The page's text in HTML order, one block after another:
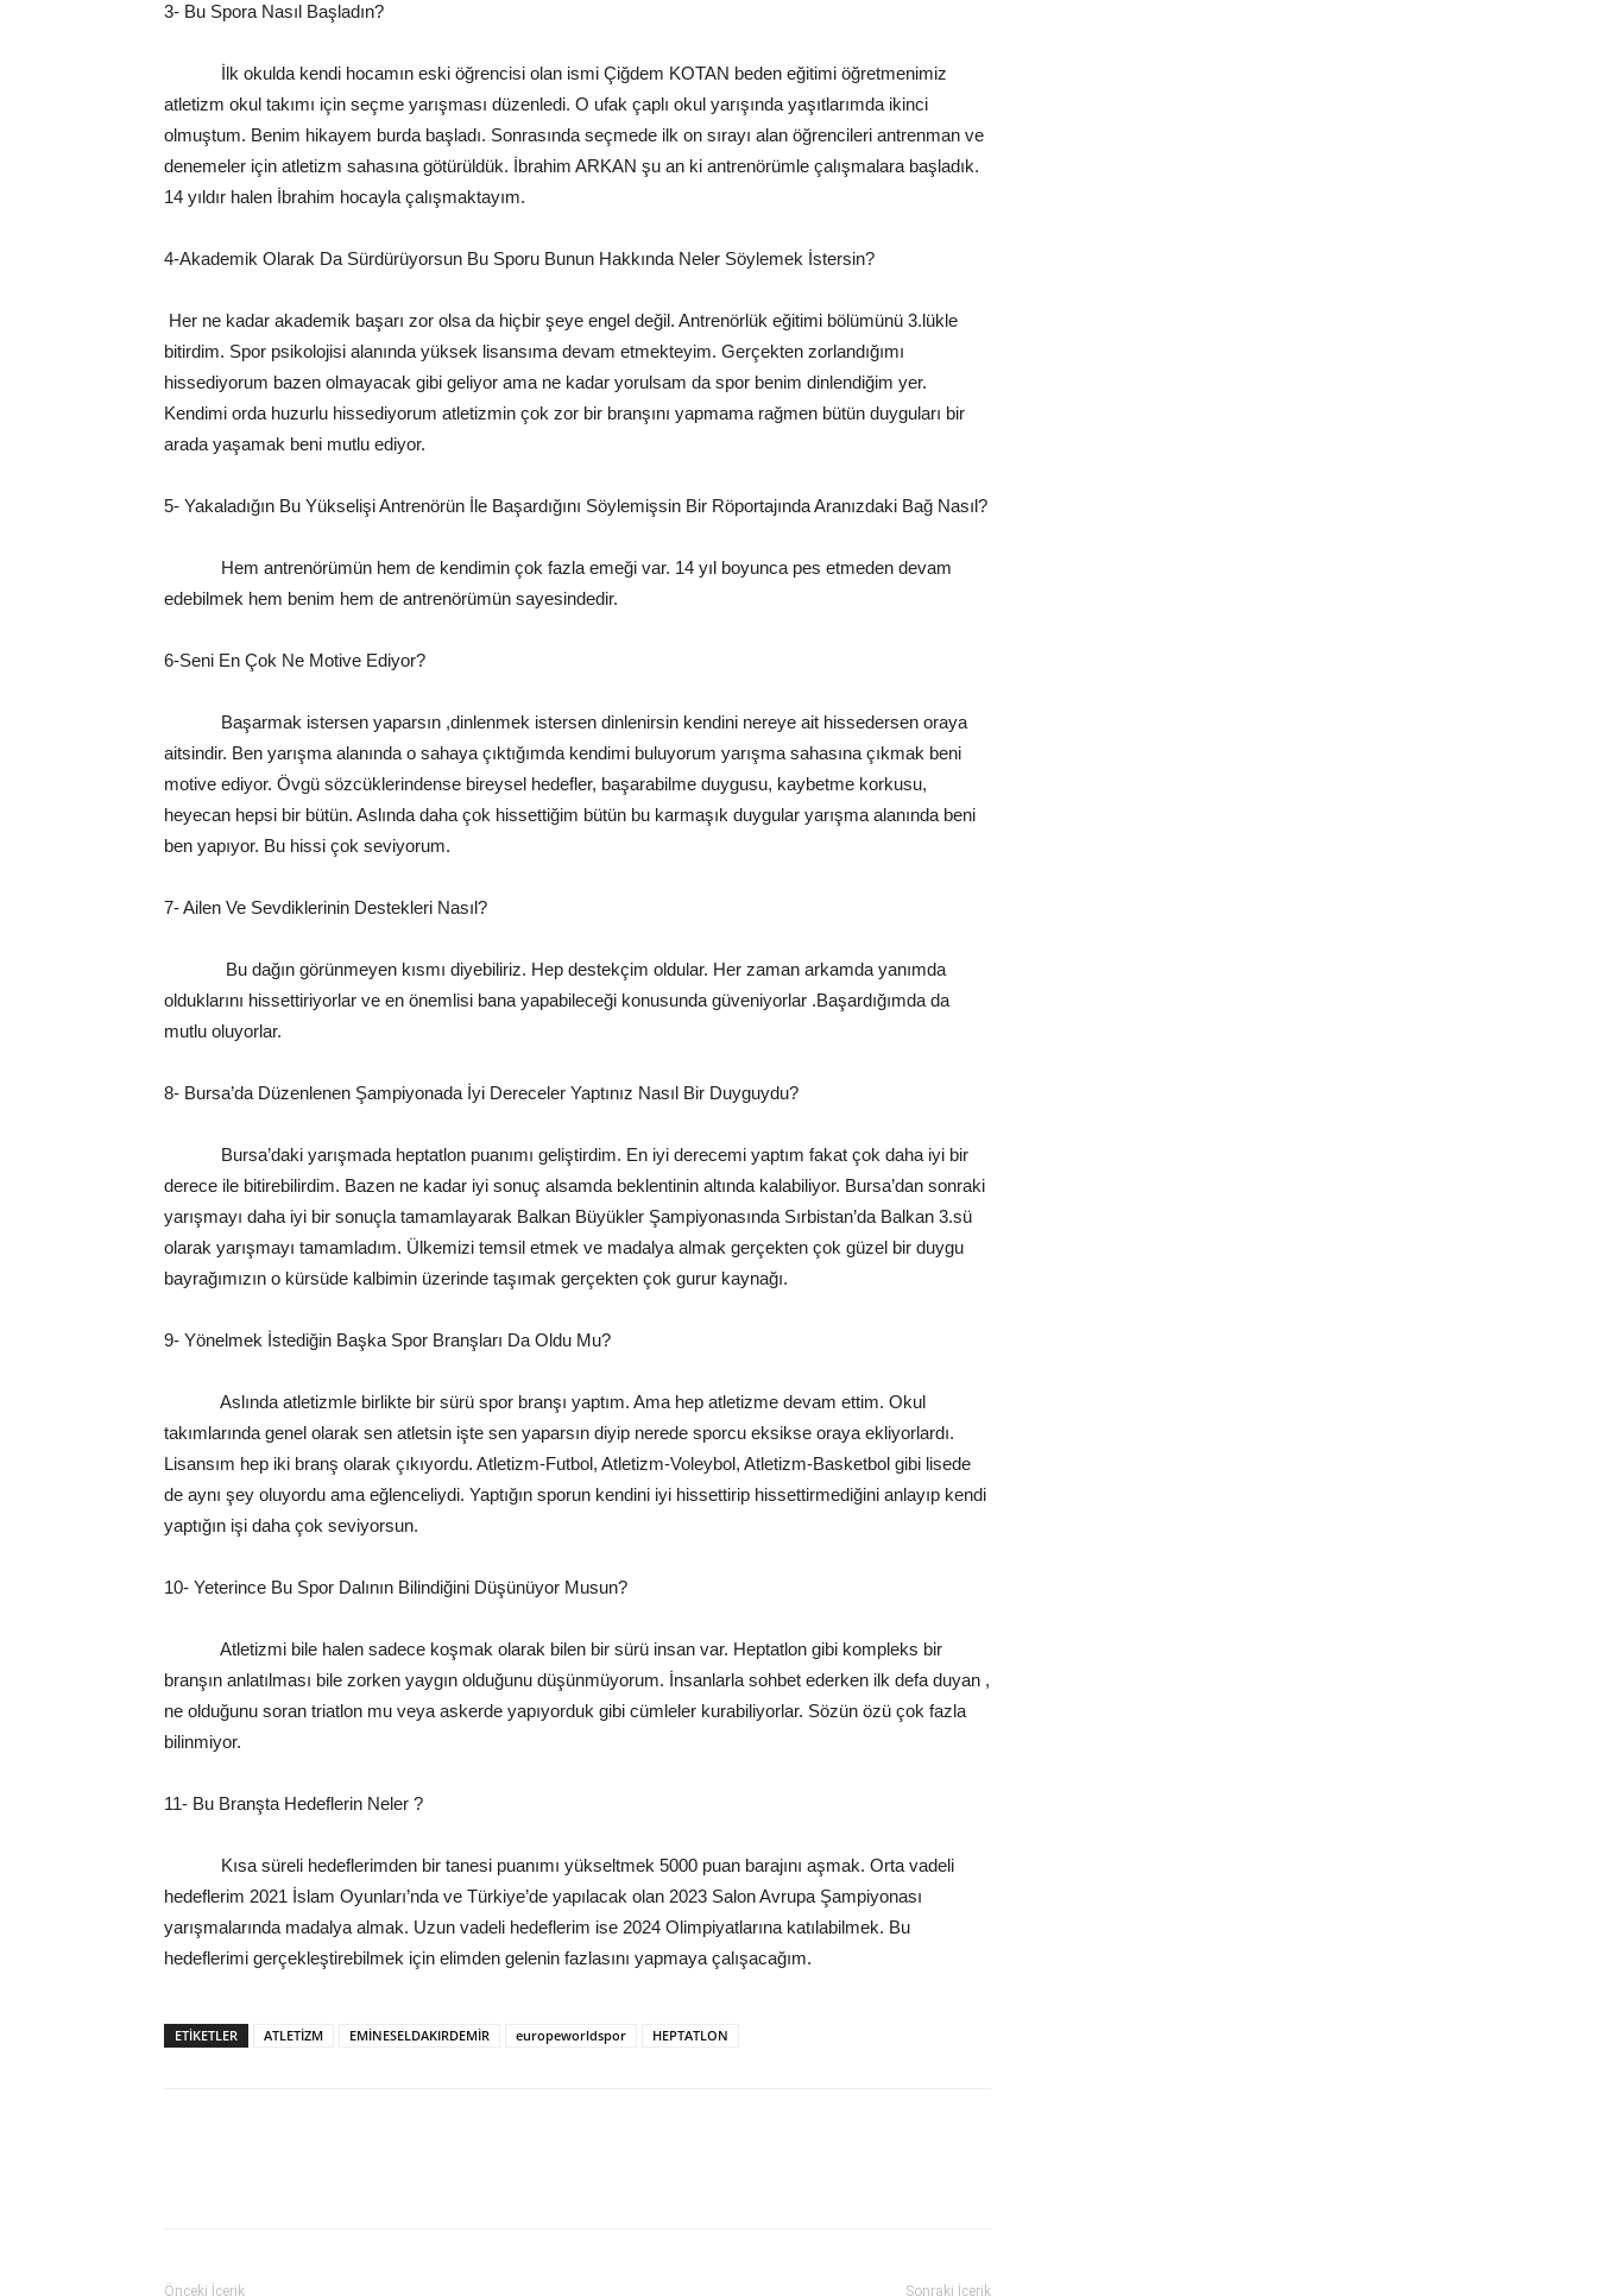
3- Bu Spora Nasıl Başladın?
İlk okulda kendi hocamın eski öğrencisi olan ismi Çiğdem KOTAN beden eğitimi öğretmenimiz
atletizm okul takımı için seçme yarışması düzenledi. O ufak çaplı okul yarışında yaşıtlarımda ikinci
olmuştum. Benim hikayem burda başladı. Sonrasında seçmede ilk on sırayı alan öğrencileri antrenman ve
denemeler için atletizm sahasına götürüldük. İbrahim ARKAN şu an ki antrenörümle çalışmalara başladık.
14 yıldır halen İbrahim hocayla çalışmaktayım.
4-Akademik Olarak Da Sürdürüyorsun Bu Sporu Bunun Hakkında Neler Söylemek İstersin?
Her ne kadar akademik başarı zor olsa da hiçbir şeye engel değil. Antrenörlük eğitimi bölümünü 3.lükle
bitirdim. Spor psikolojisi alanında yüksek lisansıma devam etmekteyim. Gerçekten zorlandığımı
hissediyorum bazen olmayacak gibi geliyor ama ne kadar yorulsam da spor benim dinlendiğim yer.
Kendimi orda huzurlu hissediyorum atletizmin çok zor bir branşını yapmama rağmen bütün duyguları bir
arada yaşamak beni mutlu ediyor.
5- Yakaladığın Bu Yükselişi Antrenörün İle Başardığını Söylemişsin Bir Röportajında Aranızdaki Bağ Nasıl?
Hem antrenörümün hem de kendimin çok fazla emeği var. 14 yıl boyunca pes etmeden devam
edebilmek hem benim hem de antrenörümün sayesindedir.
6-Seni En Çok Ne Motive Ediyor?
Başarmak istersen yaparsın ,dinlenmek istersen dinlenirsin kendini nereye ait hissedersen oraya
aitsindir. Ben yarışma alanında o sahaya çıktığımda kendimi buluyorum yarışma sahasına çıkmak beni
motive ediyor. Övgü sözcüklerindense bireysel hedefler, başarabilme duygusu, kaybetme korkusu,
heyecan hepsi bir bütün. Aslında daha çok hissettiğim bütün bu karmaşık duygular yarışma alanında beni
ben yapıyor. Bu hissi çok seviyorum.
7- Ailen Ve Sevdiklerinin Destekleri Nasıl?
Bu dağın görünmeyen kısmı diyebiliriz. Hep destekçim oldular. Her zaman arkamda yanımda
olduklarını hissettiriyorlar ve en önemlisi bana yapabileceği konusunda güveniyorlar .Başardığımda da
mutlu oluyorlar.
8- Bursa’da Düzenlenen Şampiyonada İyi Dereceler Yaptınız Nasıl Bir Duyguydu?
Bursa’daki yarışmada heptatlon puanımı geliştirdim. En iyi derecemi yaptım fakat çok daha iyi bir
derece ile bitirebilirdim. Bazen ne kadar iyi sonuç alsamda beklentinin altında kalabiliyor. Bursa’dan sonraki
yarışmayı daha iyi bir sonuçla tamamlayarak Balkan Büyükler Şampiyonasında Sırbistan’da Balkan 3.sü
olarak yarışmayı tamamladım. Ülkemizi temsil etmek ve madalya almak gerçekten çok güzel bir duygu
bayrağımızın o kürsüde kalbimin üzerinde taşımak gerçekten çok gurur kaynağı.
9- Yönelmek İstediğin Başka Spor Branşları Da Oldu Mu?
Aslında atletizmle birlikte bir sürü spor branşı yaptım. Ama hep atletizme devam ettim. Okul
takımlarında genel olarak sen atletsin işte sen yaparsın diyip nerede sporcu eksikse oraya ekliyorlardı.
Lisansım hep iki branş olarak çıkıyordu. Atletizm-Futbol, Atletizm-Voleybol, Atletizm-Basketbol gibi lisede
de aynı şey oluyordu ama eğlenceliydi. Yaptığın sporun kendini iyi hissettirip hissettirmediğini anlayıp kendi
yaptığın işi daha çok seviyorsun.
10- Yeterince Bu Spor Dalının Bilindiğini Düşünüyor Musun?
Atletizmi bile halen sadece koşmak olarak bilen bir sürü insan var. Heptatlon gibi kompleks bir
branşın anlatılması bile zorken yaygın olduğunu düşünmüyorum. İnsanlarla sohbet ederken ilk defa duyan ,
ne olduğunu soran triatlon mu veya askerde yapıyorduk gibi cümleler kurabiliyorlar. Sözün özü çok fazla
bilinmiyor.
11- Bu Branşta Hedeflerin Neler ?
Kısa süreli hedeflerimden bir tanesi puanımı yükseltmek 5000 puan barajını aşmak. Orta vadeli
hedeflerim 2021 İslam Oyunları’nda ve Türkiye’de yapılacak olan 2023 Salon Avrupa Şampiyonası
yarışmalarında madalya almak. Uzun vadeli hedeflerim ise 2024 Olimpiyatlarına katılabilmek. Bu
hedeflerimi gerçekleştirebilmek için elimden gelenin fazlasını yapmaya çalışacağım.
ETIKETLER ATLETİZM EMİNESELDAKIRDEMİR europeworldspor HEPTATLON
Önceki İçerik Sonraki İçerik